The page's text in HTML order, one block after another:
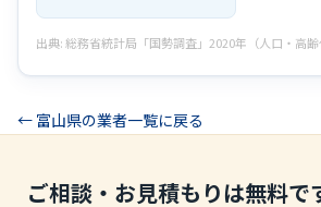
出典: 総務省統計局「国勢調査」2020年（人口・高齢
← 富山県の業者一覧に戻る
ご相談・お見積もりは無料で